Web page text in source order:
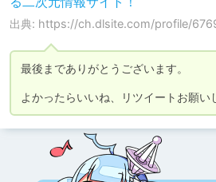
出典: https://ch.dlsite.com/profile/
最後までありがとうございます。
よかったらいいね、リツイートお願い